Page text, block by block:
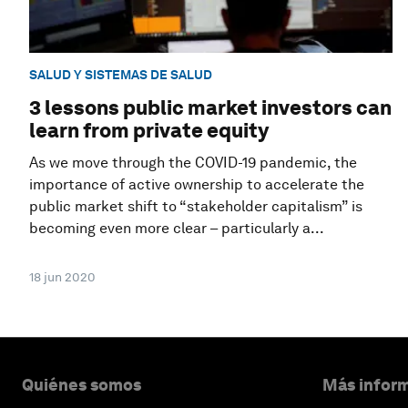
SALUD Y SISTEMAS DE SALUD
3 lessons public market investors can
learn from private equity
As we move through the COVID-19 pandemic, the
importance of active ownership to accelerate the
public market shift to “stakeholder capitalism” is
becoming even more clear – particularly a...
18 jun 2020
Quiénes somos Más